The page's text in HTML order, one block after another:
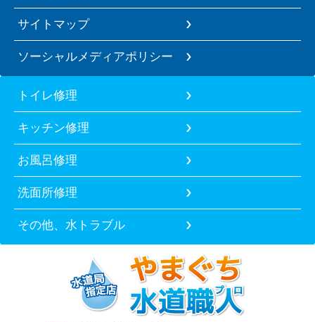
サイトマップ
ソーシャルメディアポリシー
トイレ修理
キッチン修理
お風呂修理
洗面所修理
その他、水トラブル